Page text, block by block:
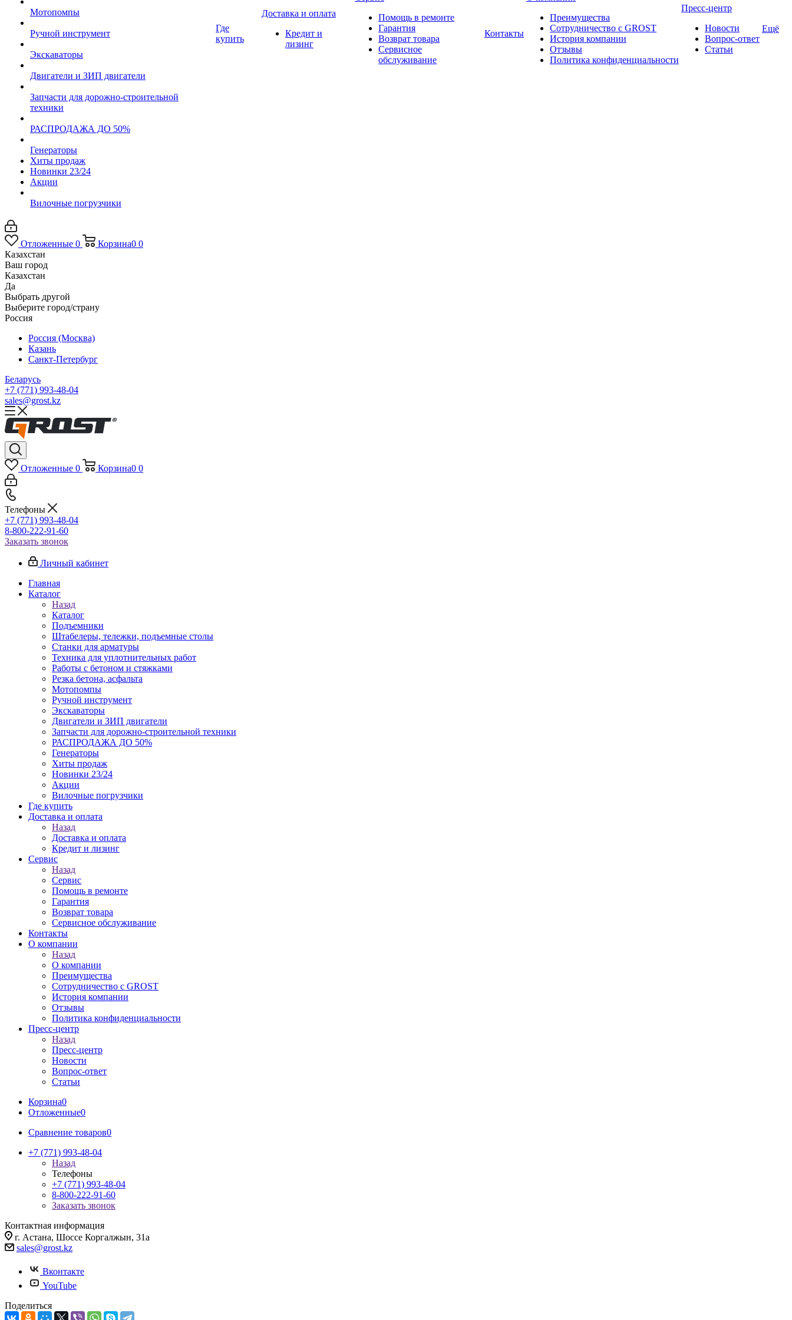
Мотопомпы
Ручной инструмент
Экскаваторы
Двигатели и ЗИП двигатели
Запчасти для дорожно-строительной
техники
РАСПРОДАЖА ДО 50%
Генераторы
Хиты продаж
Новинки 23/24
Акции
Вилочные погрузчики
Где
купить
Доставка и оплата
Кредит и
лизинг
Помощь в ремонте
Гарантия
Возврат товара
Сервисное
обслуживание
Контакты
Преимущества
Сотрудничество с GROST
История компании
Отзывы
Политика конфиденциальности
Пресс-центр
Новости
Вопрос-ответ
Статьи
Ещё
Отложенные 0 Корзина0 0
Казахстан
Ваш город
Казахстан
Да
Выбрать другой
Выберите город/страну
Россия
Россия (Москва)
Казань
Санкт-Петербург
Беларусь
+7 (771) 993-48-04
sales@grost.kz
Отложенные 0 Корзина0 0
Телефоны
+7 (771) 993-48-04
8-800-222-91-60
Заказать звонок
Личный кабинет
Главная
Каталог
Назад
Каталог
Подъемники
Штабелеры, тележки, подъемные столы
Станки для арматуры
Техника для уплотнительных работ
Работы с бетоном и стяжками
Резка бетона, асфальта
Мотопомпы
Ручной инструмент
Экскаваторы
Двигатели и ЗИП двигатели
Запчасти для дорожно-строительной техники
РАСПРОДАЖА ДО 50%
Генераторы
Хиты продаж
Новинки 23/24
Акции
Вилочные погрузчики
Где купить
Доставка и оплата
Назад
Доставка и оплата
Кредит и лизинг
Сервис
Назад
Сервис
Помощь в ремонте
Гарантия
Возврат товара
Сервисное обслуживание
Контакты
О компании
Назад
О компании
Преимущества
Сотрудничество с GROST
История компании
Отзывы
Политика конфиденциальности
Пресс-центр
Назад
Пресс-центр
Новости
Вопрос-ответ
Статьи
Корзина0
Отложенные0
Сравнение товаров0
+7 (771) 993-48-04
Назад
Телефоны
+7 (771) 993-48-04
8-800-222-91-60
Заказать звонок
Контактная информация
г. Астана, Шоссе Коргалжын, 31а
sales@grost.kz
Вконтакте
YouTube
Поделиться